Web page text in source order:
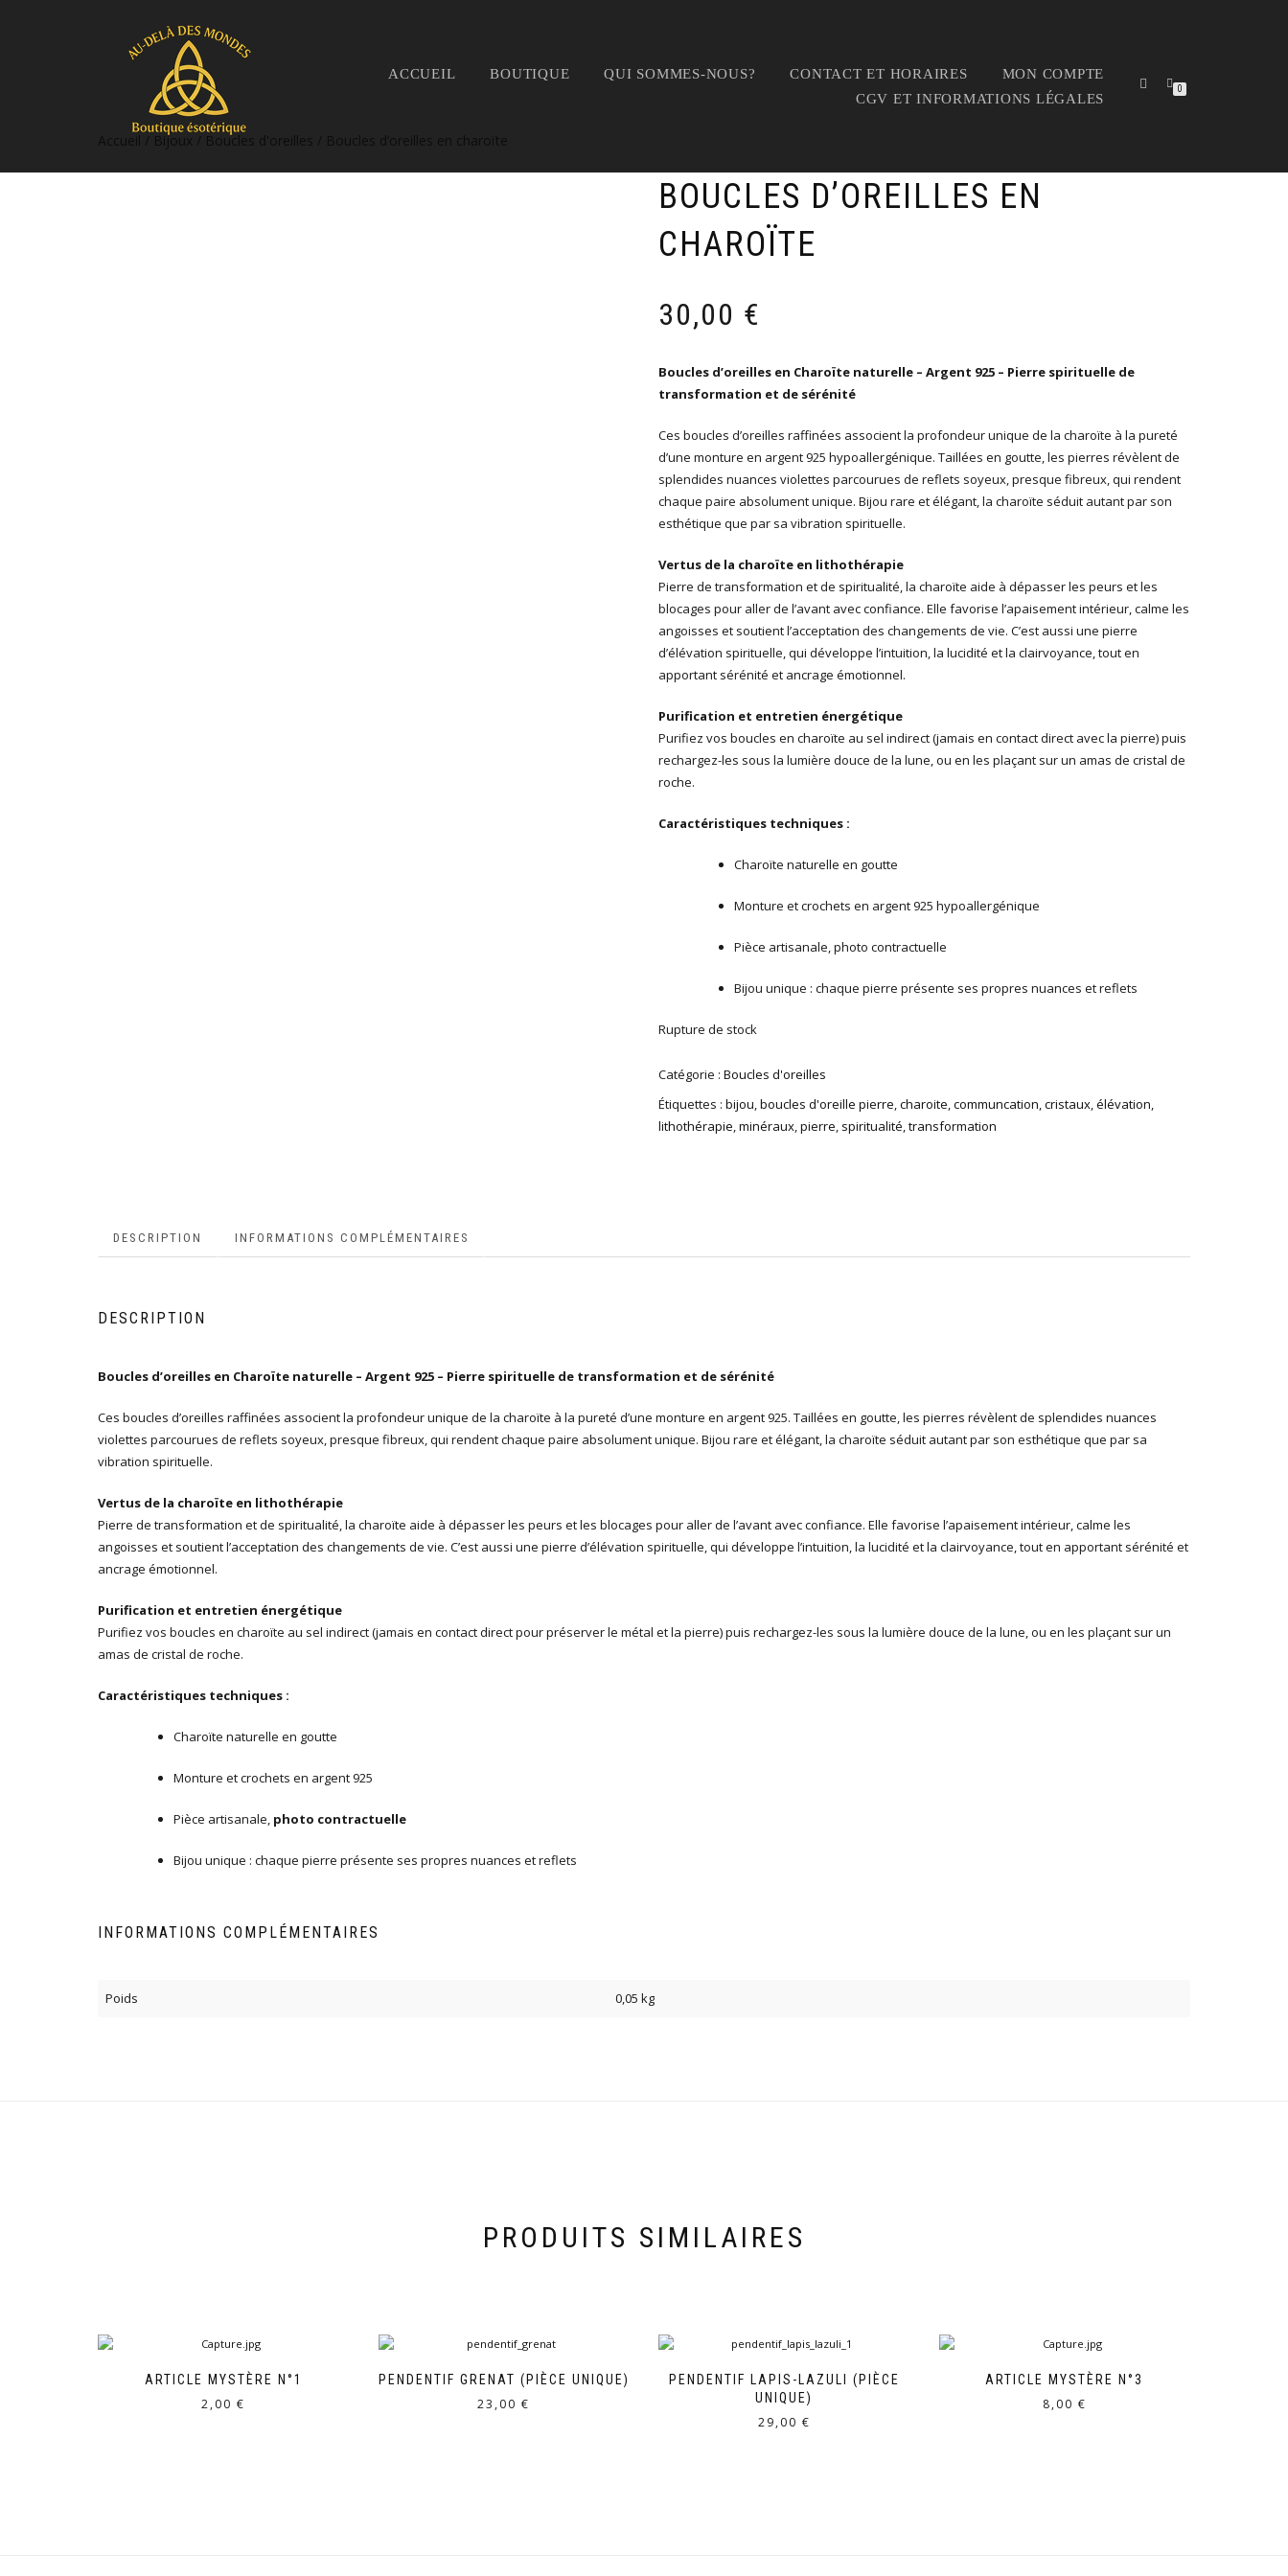
ACCUEIL BOUTIQUE QUI SOMMES-NOUS? CONTACT ET HORAIRES
MON COMPTE
CGV ET INFORMATIONS LÉGALES
0
Bijoux Boucles d'oreilles
BOUCLES D’OREILLES EN
CHAROÏTE
30,00 €
Boucles d’oreilles en Charoïte naturelle – Argent 925 – Pierre spirituelle de
transformation et de sérénité
Ces boucles d’oreilles raffinées associent la profondeur unique de la charoïte à la pureté
d’une monture en argent 925 hypoallergénique. Taillées en goutte, les pierres révèlent de
splendides nuances violettes parcourues de reflets soyeux, presque fibreux, qui rendent
chaque paire absolument unique. Bijou rare et élégant, la charoïte séduit autant par son
esthétique que par sa vibration spirituelle.
Vertus de la charoïte en lithothérapie
Pierre de transformation et de spiritualité, la charoïte aide à dépasser les peurs et les
blocages pour aller de l’avant avec confiance. Elle favorise l’apaisement intérieur, calme les
angoisses et soutient l’acceptation des changements de vie. C’est aussi une pierre
d’élévation spirituelle, qui développe l’intuition, la lucidité et la clairvoyance, tout en
apportant sérénité et ancrage émotionnel.
Purification et entretien énergétique
Purifiez vos boucles en charoïte au sel indirect (jamais en contact direct avec la pierre) puis
rechargez-les sous la lumière douce de la lune, ou en les plaçant sur un amas de cristal de
roche.
Caractéristiques techniques :
Charoïte naturelle en goutte
Monture et crochets en argent 925 hypoallergénique
Pièce artisanale, photo contractuelle
Bijou unique : chaque pierre présente ses propres nuances et reflets
Rupture de stock
Catégorie : Boucles d'oreilles
Étiquettes : bijou,boucles d'oreille pierre,charoite,communcation,cristaux,élévation,
lithothérapie,minéraux,pierre, spiritualité,transformation
DESCRIPTION INFORMATIONS COMPLÉMENTAIRES
DESCRIPTION
Boucles d’oreilles en Charoïte naturelle – Argent 925 – Pierre spirituelle de transformation et de sérénité
Ces boucles d’oreilles raffinées associent la profondeur unique de la charoïte à la pureté d’une monture en argent 925. Taillées en goutte, les pierres révèlent de splendides nuances
violettes parcourues de reflets soyeux, presque fibreux, qui rendent chaque paire absolument unique. Bijou rare et élégant, la charoïte séduit autant par son esthétique que par sa
vibration spirituelle.
Vertus de la charoïte en lithothérapie
Pierre de transformation et de spiritualité, la charoïte aide à dépasser les peurs et les blocages pour aller de l’avant avec confiance. Elle favorise l’apaisement intérieur, calme les
angoisses et soutient l’acceptation des changements de vie. C’est aussi une pierre d’élévation spirituelle, qui développe l’intuition, la lucidité et la clairvoyance, tout en apportant sérénité et
ancrage émotionnel.
Purification et entretien énergétique
Purifiez vos boucles en charoïte au sel indirect (jamais en contact direct pour préserver le métal et la pierre) puis rechargez-les sous la lumière douce de la lune, ou en les plaçant sur un
amas de cristal de roche.
Caractéristiques techniques :
Charoïte naturelle en goutte
Monture et crochets en argent 925
Pièce artisanale, photo contractuelle
Bijou unique : chaque pierre présente ses propres nuances et reflets
INFORMATIONS COMPLÉMENTAIRES
Poids 0,05 kg
PRODUITS SIMILAIRES
ARTICLE MYSTÈRE N°1
2,00€
PENDENTIF GRENAT (PIÈCE UNIQUE)
23,00€
PENDENTIF LAPIS-LAZULI (PIÈCE
UNIQUE)
29,00 €
ARTICLE MYSTÈRE N°3
8,00 €